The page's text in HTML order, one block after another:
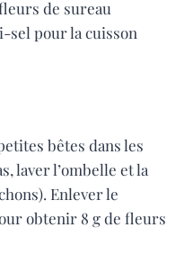
de sureau
sel pour la cuisson
bêtes dans les
laver l’ombelle et la
Enlever le
obtenir 8 g de fleurs